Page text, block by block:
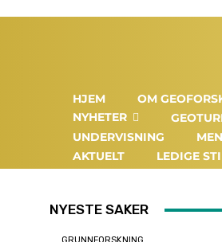
HJEM
OM
NYHETER
UNDERVISNING
AKTUELT
LEDIGE
NYESTE SAKER